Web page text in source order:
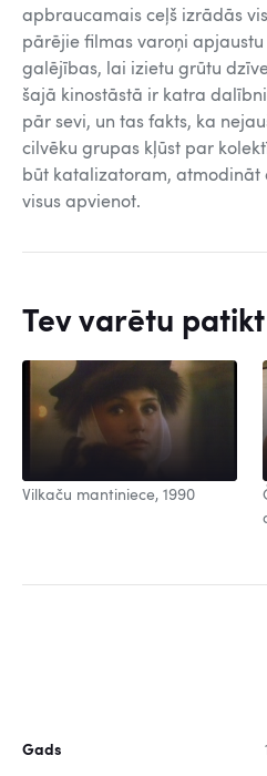
apbraucamais ceļš izrādās
pārējie filmas varoņi
galējības, lai izietu grūtu
šajā kinostāstā ir katra
pār sevi, un tas fakts, ka
cilvēku grupas kļūst par
būt katalizatoram, atmodināt
visus apvienot.
Tev varētu
Vilkaču mantiniece, 1990
Gads